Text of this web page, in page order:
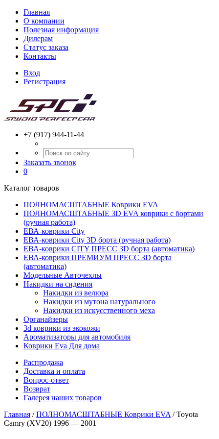
Главная
О компании
Полезная информация
Дилерам
Статус заказа
Контакты
Вход
Регистрация
+7 (917) 944-11-44
Заказать звонок
0
Каталог товаров
ПОЛНОМАСШТАБНЫЕ Коврики EVA
ПОЛНОМАСШТАБНЫЕ 3D EVA коврики с бортами
(ручная работа)
ЕВА-коврики City
ЕВА-коврики City 3D борта (ручная работа)
ЕВА-коврики CITY ПРЕСС 3D борта (автоматика)
ЕВА-коврики ПРЕМИУМ ПРЕСС 3D борта
(автоматика)
Модельные Авточехлы
Накидки на сидения
Накидки из велюра
Накидки из мутона натурального
Накидки из искусственного меха
Органайзеры
3d коврики из экокожи
Ароматизаторы для автомобиля
Коврики Eva Для дома
Распродажа
Доставка и оплата
Вопрос-ответ
Возврат
Галерея наших товаров
Главная /ПОЛНОМАСШТАБНЫЕ Коврики EVA / Toyota
Camry (XV20) 1996 — 2001